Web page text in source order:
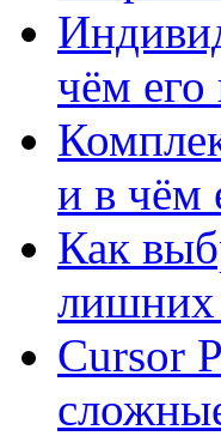
чём
и в чём
Как
лишних
Cursor